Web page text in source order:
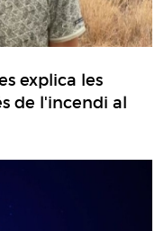
explica les
de l'incendi al